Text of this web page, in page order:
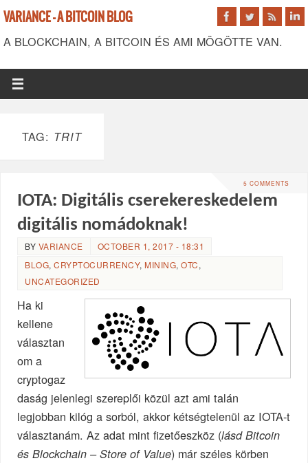
VARIANCE - A BITCOIN BLOG
A BLOCKCHAIN, A BITCOIN ÉS AMI MÖGÖTTE VAN.
TAG: TRIT
5 COMMENTS
IOTA: Digitális cserekereskedelem
digitális nomádoknak!
BY VARIANCE
OCTOBER 1, 2017 - 18:31
BLOG,CRYPTOCURRENCY, MINING,OTC,
UNCATEGORIZED
Ha ki
kellene
választan
om a
cryptogaz
daság jelenlegi szereplői közül azt ami talán
legjobban kilóg a sorból, akkor kétségtelenül az IOTA-t
választanám. Az adat mint fizetőeszköz (lásd Bitcoin
és Blockchain – Store of Value) már széles körben